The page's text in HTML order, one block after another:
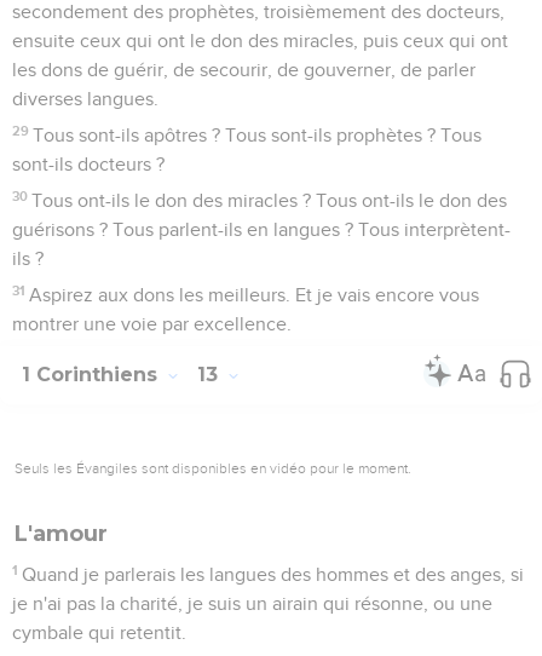
secondement des prophètes, troisièmement des docteurs,
ensuite ceux qui ont le don des miracles, puis ceux qui ont
les dons de guérir, de secourir, de gouverner, de parler
diverses langues.
29 Tous sont-ils apôtres ? Tous sont-ils prophètes ? Tous
sont-ils docteurs ?
30 Tous ont-ils le don des miracles ? Tous ont-ils le don des
guérisons ? Tous parlent-ils en langues ? Tous interprètent-
ils ?
31 Aspirez aux dons les meilleurs. Et je vais encore vous
montrer une voie par excellence.
1 Corinthiens 13
Seuls les Évangiles sont disponibles en vidéo pour le moment.
L'amour
1 Quand je parlerais les langues des hommes et des anges, si
je n'ai pas la charité, je suis un airain qui résonne, ou une
cymbale qui retentit.